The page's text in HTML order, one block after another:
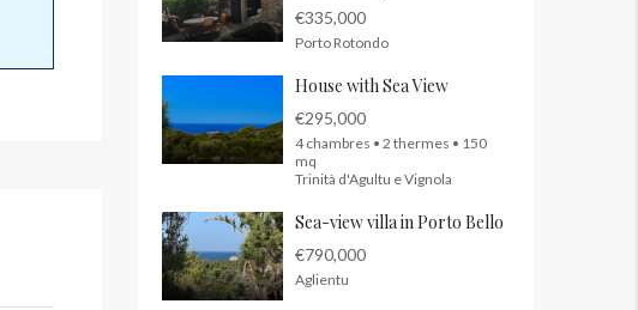
€335,000
Porto Rotondo
House with Sea View
€295,000
4 chambres • 2 thermes • 150
mq
Trinità d'Agultu e Vignola
Sea-view villa in Porto Bello
€790,000
Aglientu